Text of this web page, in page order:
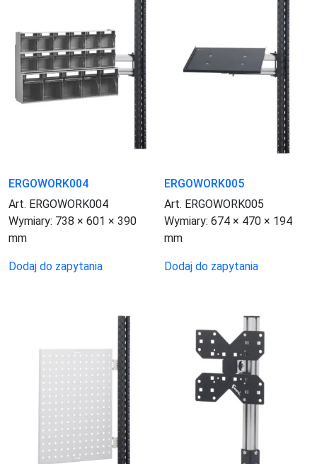
ERGOWORK004
Art. ERGOWORK004
Wymiary: 738 × 601 × 390
mm
Dodaj do zapytania
ERGOWORK005
Art. ERGOWORK005
Wymiary:674 × 470 × 194
mm
Dodaj do zapytania